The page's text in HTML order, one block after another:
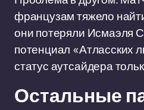
французам тяжело
они потеряли Исмаэля
потенциал «Атласских
статус аутсайдера
Остальные